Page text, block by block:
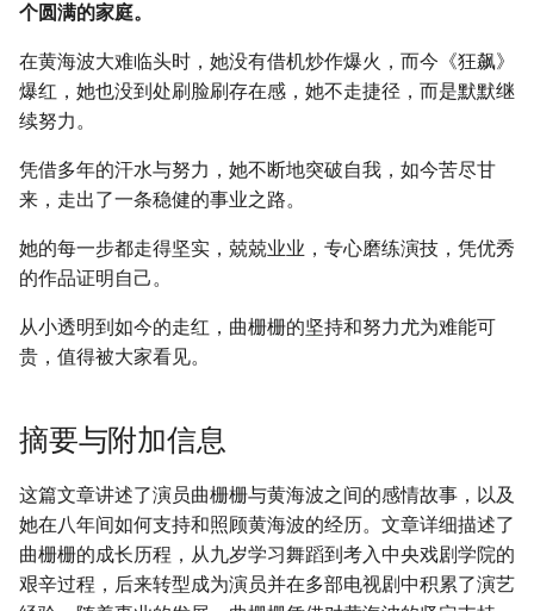
个圆满的家庭。
在黄海波大难临头时，她没有借机炒作爆火，而今《狂飙》
爆红，她也没到处刷脸刷存在感，她不走捷径，而是默默继
续努力。
凭借多年的汗水与努力，她不断地突破自我，如今苦尽甘
来，走出了一条稳健的事业之路。
她的每一步都走得坚实，兢兢业业，专心磨练演技，凭优秀
的作品证明自己。
从小透明到如今的走红，曲栅栅的坚持和努力尤为难能可
贵，值得被大家看见。
摘要与附加信息
这篇文章讲述了演员曲栅栅与黄海波之间的感情故事，以及
她在八年间如何支持和照顾黄海波的经历。文章详细描述了
曲栅栅的成长历程，从九岁学习舞蹈到考入中央戏剧学院的
艰辛过程，后来转型成为演员并在多部电视剧中积累了演艺